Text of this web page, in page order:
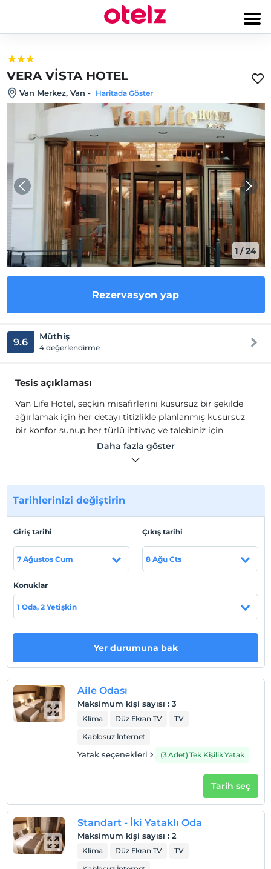
VERA VİSTA HOTEL
Van Merkez, Van - Haritada Göster
1 /24
Rezervasyon yap
9.6 Müthiş
4 değerlendirme
Tesis açıklaması
Van Life Hotel, seçkin misafirlerini kusursuz bir şekilde
ağırlamak için her detayı titizlikle planlanmış kusursuz
bir konfor sunup her türlü ihtiyaç ve talebiniz için
Van Life Hotel, tüm odalarımızda; Wi-Fi, TV, mini bar,
Konuklarımızın tüm istek ve ihtiyaçları düşünülerek
ağırlamak için mükemmel bir konfor sunuyoruz.
Tesis lokasyon bilgileri
ve otogara 3 km., Van Ferit Melen Havalimanı'na 7 km.
mesafededir.
Haritada Göster
Otel koşulları
Check/in
En geç saat 12:00 ve öncesi
Sigara
Odalarda sigara içilmez
Giriş saatleri
Daha fazla göster
Tarihlerinizi değiştirin
Giriş tarihi
7 Ağustos Cum
Çıkış tarihi
8 Ağu Cts
Konuklar
1 Oda, 2 Yetişkin
Yer durumuna bak
Aile Odası
Maksimum kişi sayısı : 3
Klima Düz Ekran TV
TV
Kablosuz İnternet
Yatak seçenekleri (3 Adet) Tek Kişilik Yatak
Tarih seç
Standart - İki Yataklı Oda
Maksimum kişi sayısı : 2
Klima Düz Ekran TV
TV